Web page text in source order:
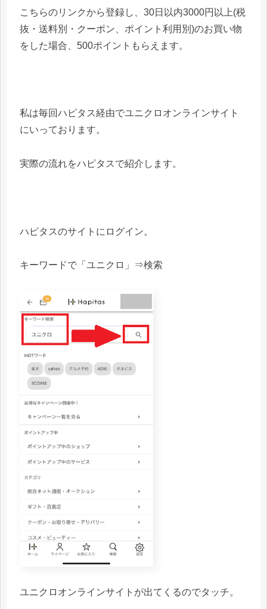
こちらのリンクから登録し、30日以内3000円以上(税
抜・送料別・クーポン、ポイント利用別)のお買い物
をした場合、500ポイントもらえます。
私は毎回ハピタス経由でユニクロオンラインサイト
にいっております。
実際の流れをハピタスで紹介します。
ハピタスのサイトにログイン。
キーワードで「ユニクロ」⇒検索
ユニクロオンラインサイトが出てくるのでタッチ。